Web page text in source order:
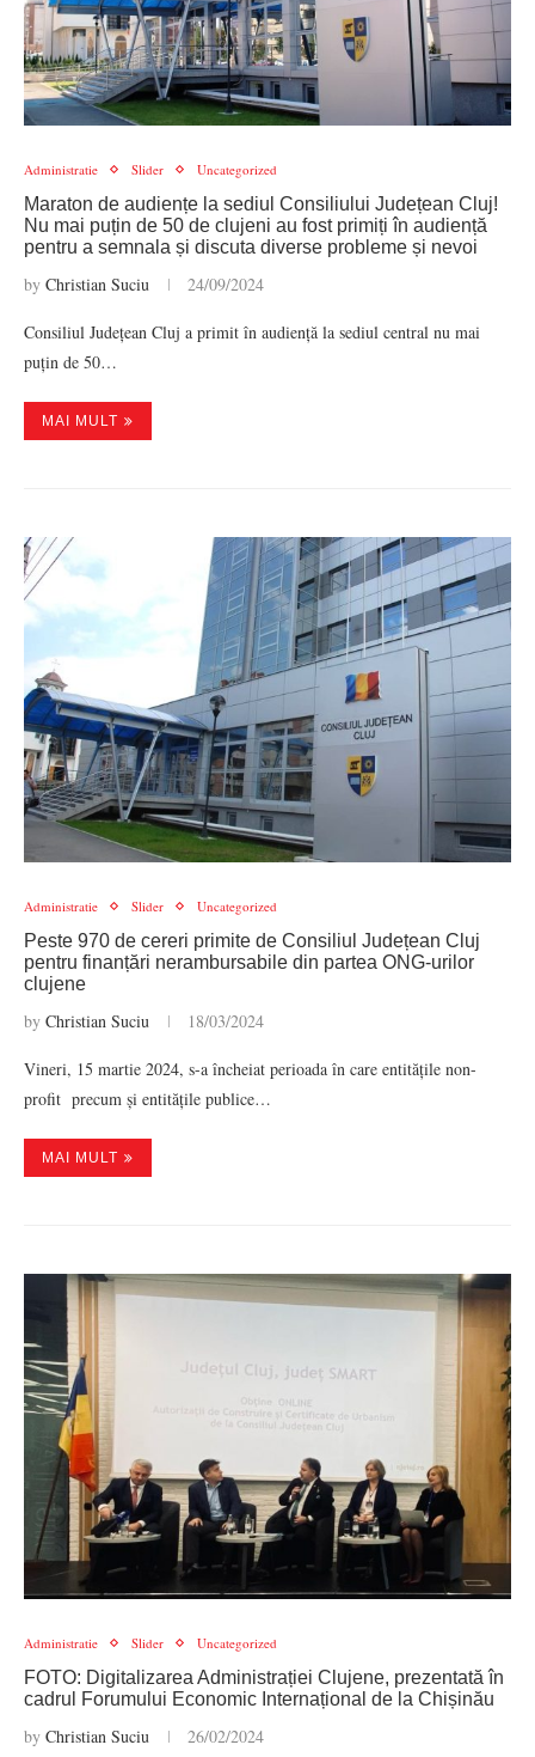
Administratie Slider Uncategorized
Maraton de audiențe la sediul Consiliului Județean Cluj!
Nu mai puțin de 50 de clujeni au fost primiți în audiență
pentru a semnala și discuta diverse probleme și nevoi
by Christian Suciu 24/09/2024
Consiliul Județean Cluj a primit în audiență la sediul central nu mai
puțin de 50…
MAI MULT
Administratie Slider Uncategorized
Peste 970 de cereri primite de Consiliul Județean Cluj
pentru finanțări nerambursabile din partea ONG-urilor
clujene
by Christian Suciu 18/03/2024
Vineri, 15 martie 2024, s-a încheiat perioada în care entitățile non-
profit precum și entitățile publice…
MAI MULT
Administratie Slider Uncategorized
FOTO: Digitalizarea Administrației Clujene, prezentată în
cadrul Forumului Economic Internațional de la Chișinău
by Christian Suciu 26/02/2024